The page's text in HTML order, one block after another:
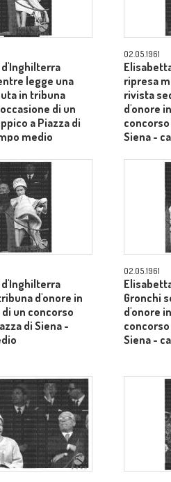
legge una
in tribuna
di un
a Piazza di
medio
02.05.1961
ripresa
rivista
d'onore
Siena -
d'onore in
un concorso
di Siena -
02.05.1961
Gronchi
d'onore
Siena -